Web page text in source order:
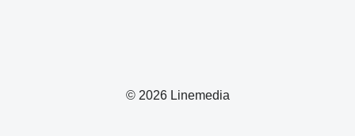
© 2026 Linemedia